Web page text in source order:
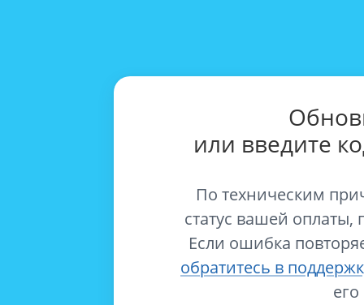
или введите
По техническим
статус вашей оплаты,
Если ошибка
обратитесь в
его